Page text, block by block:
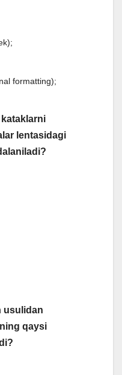
formatting);
lentasidagi
usulidan
qaysi